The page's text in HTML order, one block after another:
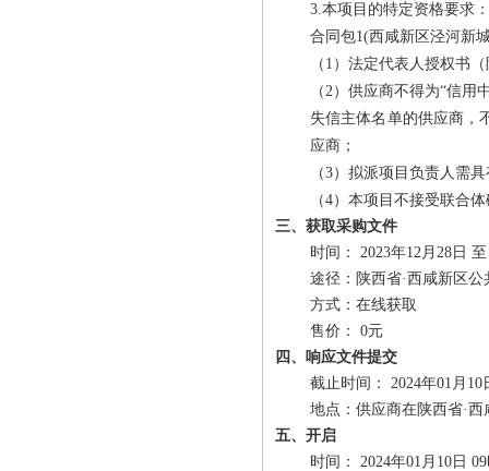
3.本项目的特定资格要求：
合同包1(西咸新区泾河新
（1）法定代表人授权书
（2）供应商不得为“信用
失信主体名单的供应商，
应商；
（3）拟派项目负责人需
（4）本项目不接受联合
三、获取采购文件
时间：
2023年12月28日 至
途径： 陕西省·西咸新区
方式： 在线获取
售价：
0元
四、响应文件提交
截止时间：
2024年01月10
地点： 供应商在陕西省·
五、开启
时间：
2024年01月10日